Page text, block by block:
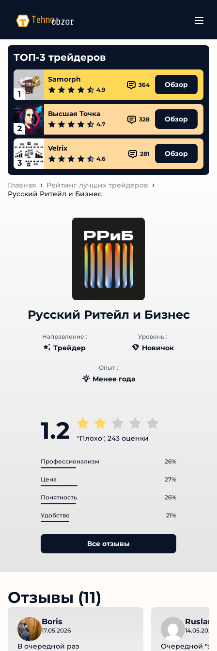
ТОП-3 трейдеров
1
Samorph
4.9
364 Обзор
2
Высшая Точка
4.7
328 Обзор
3
Velrix
4.6
281 Обзор
Главная
Рейтинг лучших трейдеров
Русский Ритейл и Бизнес
Русский Ритейл и Бизнес
Направление :
Трейдер
Уровень :
Новичок
Опыт :
Менее года
1.2 "Плохо", 243 оценки
Профессионализм 26%
Цена 27%
Понятность 26%
Удобство 21%
Все отзывы
Отзывы (11)
Boris
17.05.2026
В очередной раз
Ruslan
14.05.2026
Очередной